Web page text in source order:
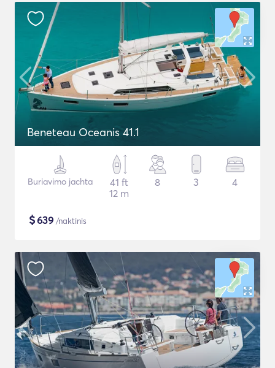
Beneteau Oceanis 41.1
Buriavimo jachta
41 ft
12 m
8 3 4
$639 /naktinis